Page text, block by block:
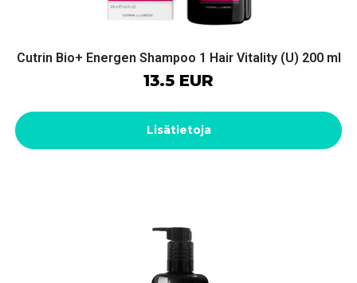
Cutrin Bio+ Energen Shampoo 1 Hair Vitality (U) 200 ml
13.5 EUR
Lisätietoja